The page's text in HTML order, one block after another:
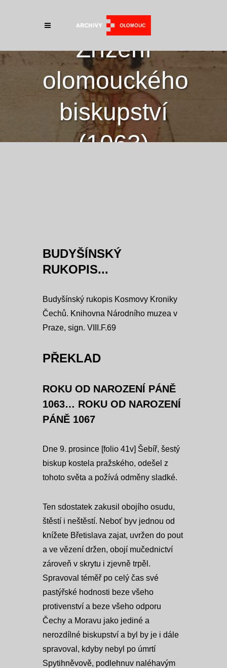
Zřízení
olomouckého
biskupství
(1063)
BUDYŠÍNSKÝ
RUKOPIS...
Budyšínský rukopis Kosmovy Kroniky
Čechů. Knihovna Národního muzea v
Praze, sign. VIII.F.69
PŘEKLAD
ROKU OD NAROZENÍ PÁNĚ
1063… ROKU OD NAROZENÍ
PÁNĚ 1067
Dne 9. prosince [folio 41v] Šebíř, šestý
biskup kostela pražského, odešel z
tohoto světa a požívá odměny sladké.
Ten sdostatek zakusil obojího osudu,
štěstí i neštěstí. Neboť byv jednou od
knížete Břetislava zajat, uvržen do pout
a ve vězení držen, obojí mučednictví
zároveň v skrytu i zjevně trpěl.
Spravoval téměř po celý čas své
pastýřské hodnosti beze všeho
protivenství a beze všeho odporu
Čechy a Moravu jako jediné a
nerozdílné biskupství a byl by je i dále
spravoval, kdyby nebyl po úmrtí
Spytihněvově, podlehnuv naléhavým